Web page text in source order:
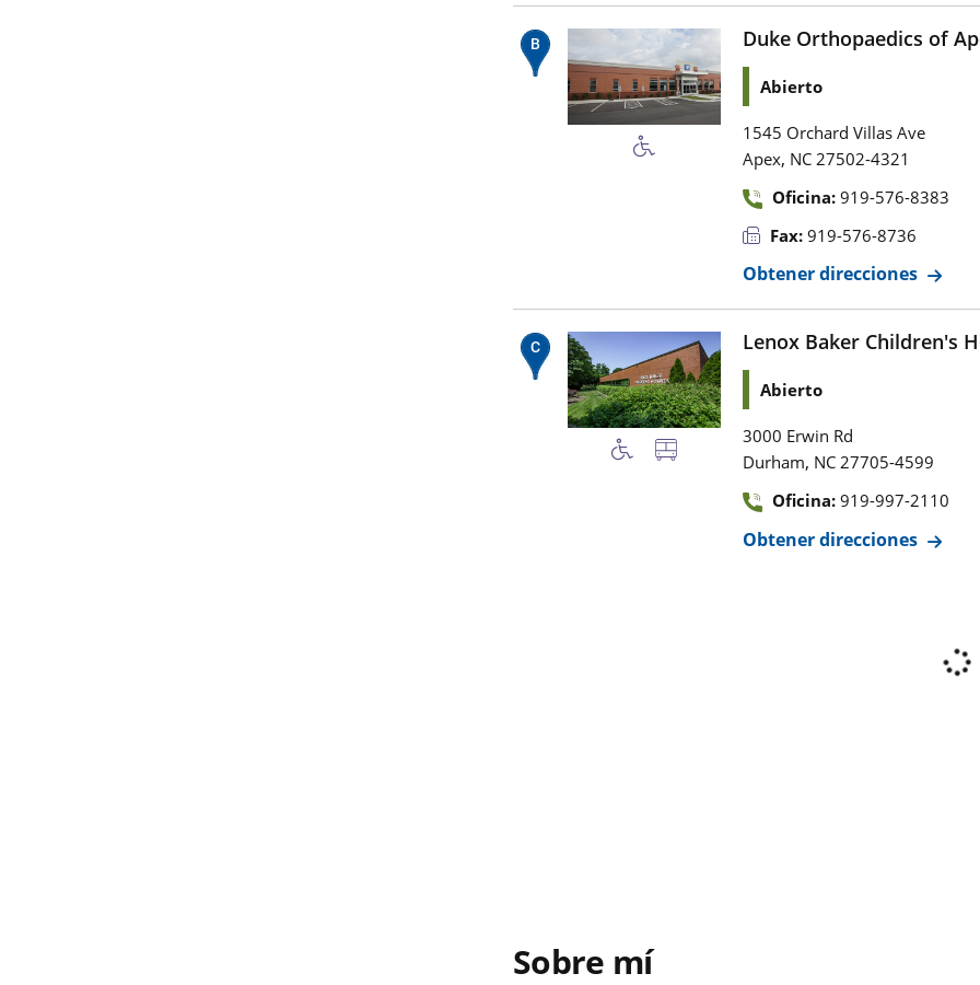
Duke Orthopaedics of
Abierto
1545 Orchard Villas Ave
Apex, NC 27502-4321
Oficina: 919-576-8383
Fax: 919-576-8736
Obtener direcciones
Lenox Baker Children's
Abierto
3000 Erwin Rd
Durham, NC 27705-4599
Oficina: 919-997-2110
Obtener direcciones
Sobre mí